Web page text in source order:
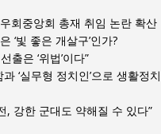
회중앙회 총재 취임 논란 확산
‘빛 좋은 개살구’인가?
출은 ‘위법’이다”
‘실무형 정치인’으로 생활정치
, 강한 군대도 약해질 수 있다”